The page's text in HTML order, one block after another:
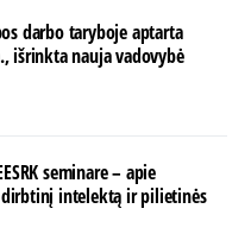
darbo taryboje aptarta
išrinkta nauja vadovybė
seminare – apie
intelektą ir pilietinės